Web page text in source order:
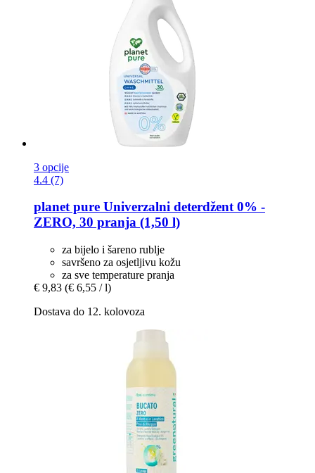
3 opcije
4.4 (7)
planet pure Univerzalni deterdžent 0% -​
ZERO, 30 pranja (1,50 l)
za bijelo i šareno rublje
savršeno za osjetljivu kožu
za sve temperature pranja
€ 9,83 (€ 6,55 / l)
Dostava do 12. kolovoza